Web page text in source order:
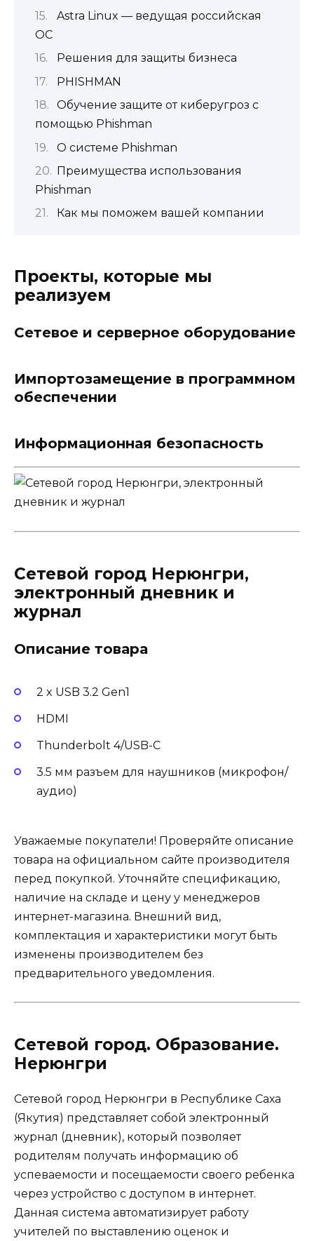
Astra Linux — ведущая российская
ОС
Решения для защиты бизнеса
PHISHMAN
Обучение защите от киберугроз с
помощью Phishman
О системе Phishman
Преимущества использования
Phishman
Как мы поможем вашей компании
Проекты, которые мы
реализуем
Сетевое и серверное оборудование
Импортозамещение в программном
обеспечении
Информационная безопасность
Сетевой город Нерюнгри,
электронный дневник и
журнал
Описание товара
2 x USB 3.2 Gen1
HDMI
Thunderbolt 4/USB-C
3.5 мм разъем для наушников (микрофон/
аудио)
Уважаемые покупатели! Проверяйте описание
товара на официальном сайте производителя
перед покупкой. Уточняйте спецификацию,
наличие на складе и цену у менеджеров
интернет-магазина. Внешний вид,
комплектация и характеристики могут быть
изменены производителем без
предварительного уведомления.
Сетевой город. Образование.
Нерюнгри
Сетевой город Нерюнгри в Республике Саха
(Якутия) представляет собой электронный
журнал (дневник), который позволяет
родителям получать информацию об
успеваемости и посещаемости своего ребенка
через устройство с доступом в интернет.
Данная система автоматизирует работу
учителей по выставлению оценок и